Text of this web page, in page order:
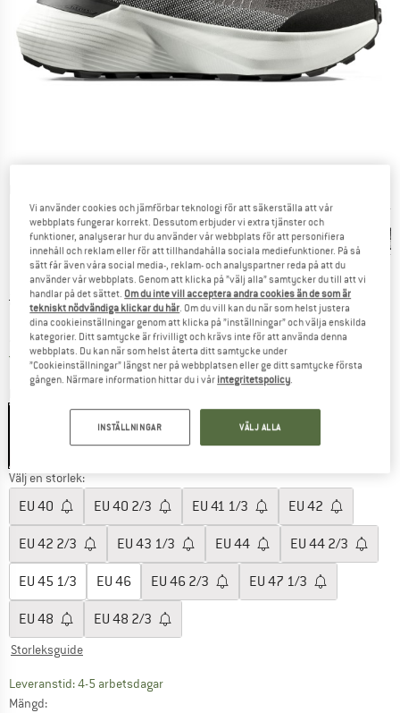
Ursprungligt pris :
249,95€
Pris:
124,98€ inkl. moms
KR1.367,97
Fraktfri (SE)Sverige. Information om fraktkostnader. Öppnas
Välj en storlek:
EU 40 EU 40 2/3 EU 41 1/3 EU 42
EU 42 2/3 EU 43 1/3 EU 44 EU 44 2/3
EU 45 1/3 EU 46 EU 46 2/3 EU 47 1/3
EU 48 EU 48 2/3
Storleksguide
Leveranstid: 4-5 arbetsdagarLänken öppnas i en inforuta och innehåller
Mängd:
Vi använder cookies och jämförbar teknologi för att säkerställa att vår
webbplats fungerar korrekt. Dessutom erbjuder vi extra tjänster och
funktioner, analyserar hur du använder vår webbplats för att personifiera
innehåll och reklam eller för att tillhandahålla sociala mediefunktioner. På så
sätt får även våra social media-, reklam- och analyspartner reda på att du
använder vår webbplats. Genom att klicka på ”välj alla” samtycker du till att vi
handlar på det sättet. Om du inte vill acceptera andra cookies än de som är
tekniskt nödvändiga klickar du här. Om du vill kan du när som helst justera
dina cookieinställningar genom att klicka på ”inställningar” och välja enskilda
kategorier. Ditt samtycke är frivilligt och krävs inte för att använda denna
webbplats. Du kan när som helst återta ditt samtycke under
”Cookieinställningar” längst ner på webbplatsen eller ge ditt samtycke första
gången. Närmare information hittar du i vår integritetspolicy.
INSTÄLLNINGAR VÄLJ ALLA